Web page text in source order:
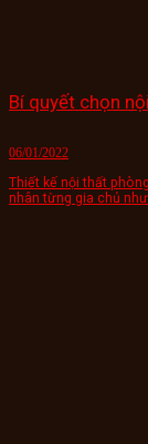
Bí quyết chọn
06/01/2022
Thiết kế nội thất
nhân từng gia chủ